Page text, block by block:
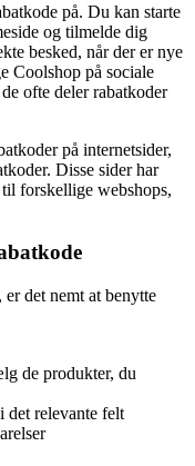
på. Du kan starte
og tilmelde dig
besked, når der er nye
Coolshop på sociale
ofte deler rabatkoder
på internetsider,
Disse sider har
forskellige webshops,
det nemt at benytte
de produkter, du
det relevante felt